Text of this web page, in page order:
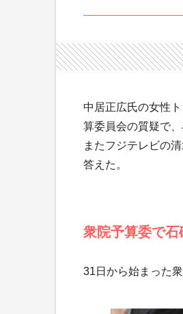
中居正広氏の女性
算委員会の質疑で、
またフジテレビの
答えた。
衆院予算委で
31日から始まった